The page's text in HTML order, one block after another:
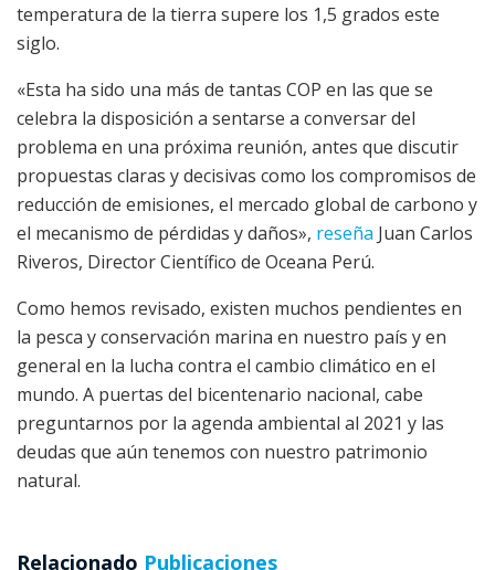
temperatura de la tierra supere los 1,5 grados este
siglo.
«Esta ha sido una más de tantas COP en las que se
celebra la disposición a sentarse a conversar del
problema en una próxima reunión, antes que discutir
propuestas claras y decisivas como los compromisos de
reducción de emisiones, el mercado global de carbono y
el mecanismo de pérdidas y daños», reseña Juan Carlos
Riveros, Director Científico de Oceana Perú.
Como hemos revisado, existen muchos pendientes en
la pesca y conservación marina en nuestro país y en
general en la lucha contra el cambio climático en el
mundo. A puertas del bicentenario nacional, cabe
preguntarnos por la agenda ambiental al 2021 y las
deudas que aún tenemos con nuestro patrimonio
natural.
Relacionado Publicaciones